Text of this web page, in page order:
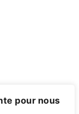
pour nous